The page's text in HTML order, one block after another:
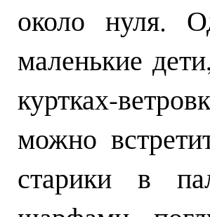
около нуля.
маленькие
куртках-
можно
старики в